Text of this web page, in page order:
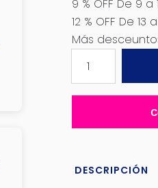
9 % OFF De 9 a
12 % OFF De 13
Más
MAYOLICA
40"
22X6X2MM
DESCRIPCIÓN